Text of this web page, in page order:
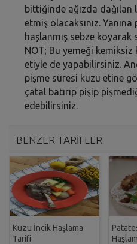
bittiğinde ağızda
etmiş olacaksınız. Yanına
haşlanmış sebze koyarak
NOT; Bu yemeği
etiyle de yapabilirsiniz.
pişme süresi kuzu etine
çatal batırıp pişip
edebilirsiniz.
BENZER TARİFLER
Kuzu İncik Haşlama
Tarifi